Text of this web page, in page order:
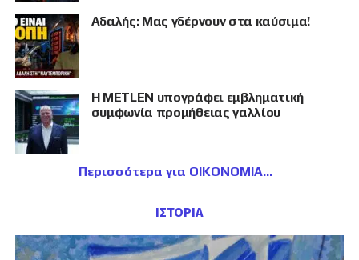
Αδαλής: Μας γδέρνουν στα καύσιμα!
Η METLEN υπογράφει εμβληματική
συμφωνία προμήθειας γαλλίου
Περισσότερα για ΟΙΚΟΝΟΜΙΑ
ΙΣΤΟΡΙΑ